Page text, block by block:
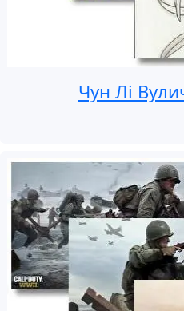
Чун Лі